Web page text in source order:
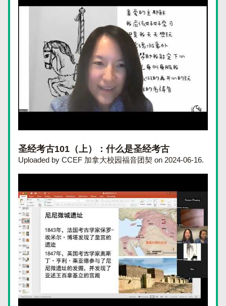
圣经考古101（上）：什么是圣经考古
Uploaded by CCEF 加拿大校园福音团契 on 2024-06-16.